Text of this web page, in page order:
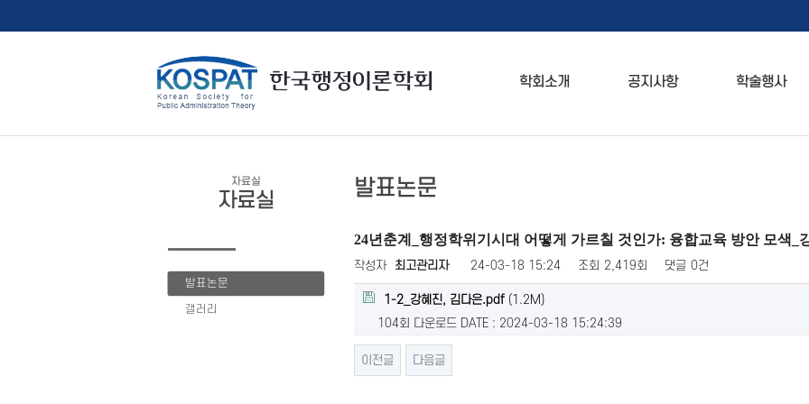
학회소개 공지사항 학술행사
자료실
자료실
발표논문
갤러리
발표논문
24년춘계_행정학위기시대 어떻게 가르칠 것인가: 융합교육 방안 모색_
작성자 최고관리자 24-03-18 15:24 조회 2,419회 댓글 0건
1-2_강혜진, 김다은.pdf (1.2M)
104회 다운로드 DATE : 2024-03-18 15:24:39
이전글 다음글